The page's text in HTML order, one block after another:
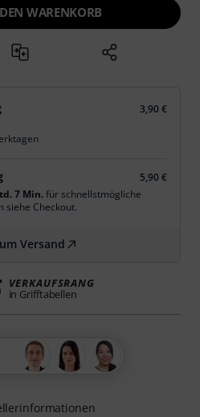
WARENKORB
3,90 €
5,90 €
7 Min.für schnellstmögliche
siehe Checkout.
Versand
VERKAUFSRANG
in Grifftabellen